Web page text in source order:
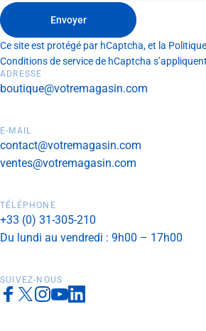
Message
Envoyer
Envoyer
Ce site est protégé par hCaptcha, et la
Conditions de servicede hCaptcha
ADRESSE
boutique@votremagasin.com
E-MAIL
contact@votremagasin.com
ventes@votremagasin.com
TÉLÉPHONE
+33 (0) 31-305-210
Du lundi au vendredi : 9h00 – 17h00
SUIVEZ-NOUS